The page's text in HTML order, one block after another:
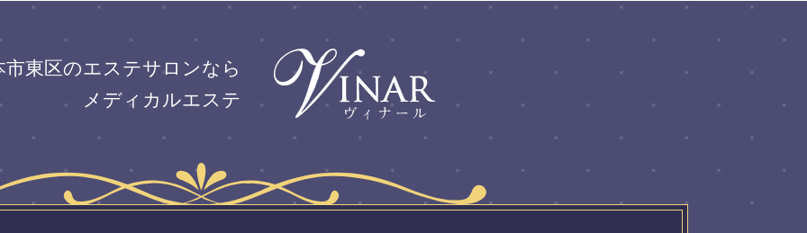
市東区のエステサロンなら
メディカルエステ